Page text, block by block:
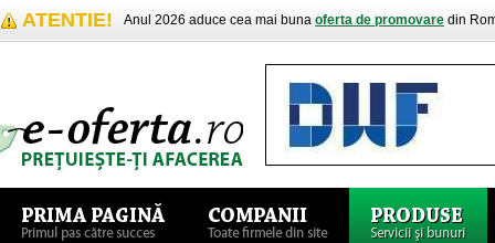
ATENTIE! Anul 2026 aduce cea mai buna oferta de promovare din